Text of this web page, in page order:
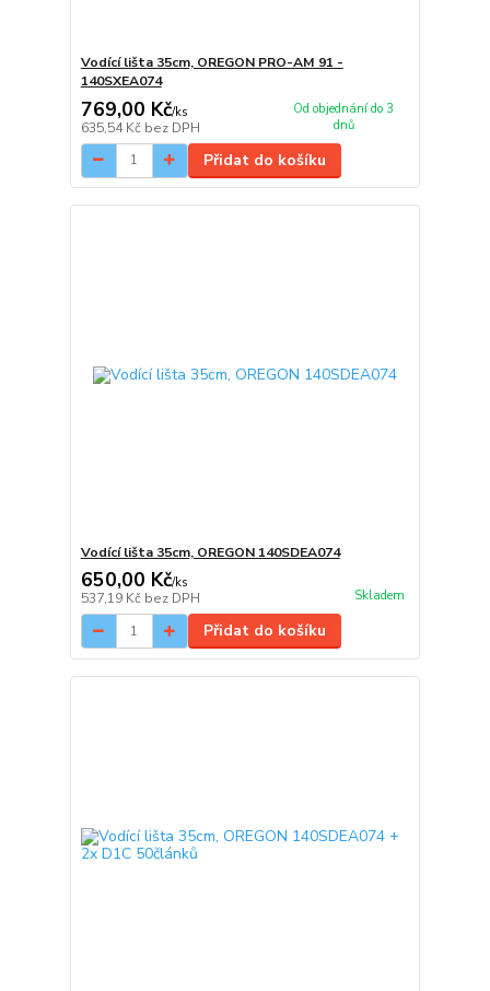
Vodící lišta 35cm, OREGON PRO-AM 91 -
140SXEA074
769,00 Kč/ks
635,54 Kč bez DPH
Od objednání do 3
dnů
Přidat do košíku
Vodící lišta 35cm, OREGON 140SDEA074
650,00 Kč/ks
537,19 Kč bez DPH Skladem
Přidat do košíku